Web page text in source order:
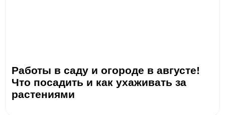
Работы в саду и огороде в августе!
Что посадить и как ухаживать за
растениями